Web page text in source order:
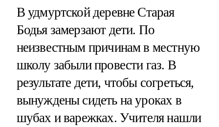
В удмуртской деревне Старая
Бодья замерзают дети. По
неизвестным причинам в местную
школу забыли провести газ. В
результате дети, чтобы согреться,
вынуждены сидеть на уроках в
шубах и варежках. Учителя нашли